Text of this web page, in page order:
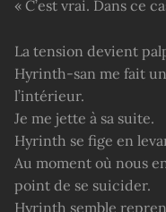
« C’est vrai. Dans ce
La tension devient
Hyrinth-san me fait
l’intérieur.
Je me jette à sa suite.
Hyrinth se fige en
Au moment où nous
point de se suicider.
Hyrinth semble